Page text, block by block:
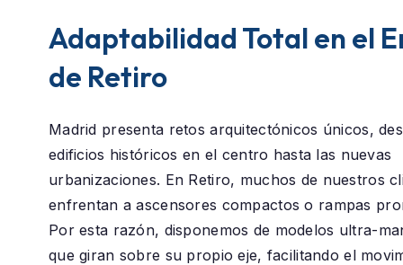
Adaptabilidad Total en el
de Retiro
Madrid presenta retos arquitectónicos únicos,
edificios históricos en el centro hasta las nuevas
urbanizaciones. En Retiro, muchos de nuestros
enfrentan a ascensores compactos o rampas
Por esta razón, disponemos de modelos ultra-
que giran sobre su propio eje, facilitando el